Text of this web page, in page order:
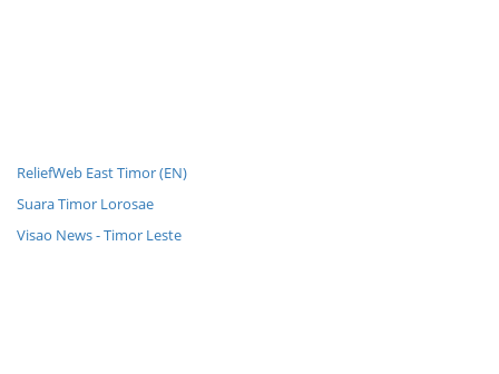
ReliefWeb East Timor (EN)
Suara Timor Lorosae
Visao News - Timor Leste